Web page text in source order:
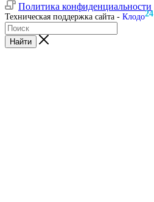
Политика конфиденциальности
Техническая поддержка сайта - Клодо24
Найти